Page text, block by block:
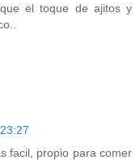
el toque de ajitos y
facil, propio para comer